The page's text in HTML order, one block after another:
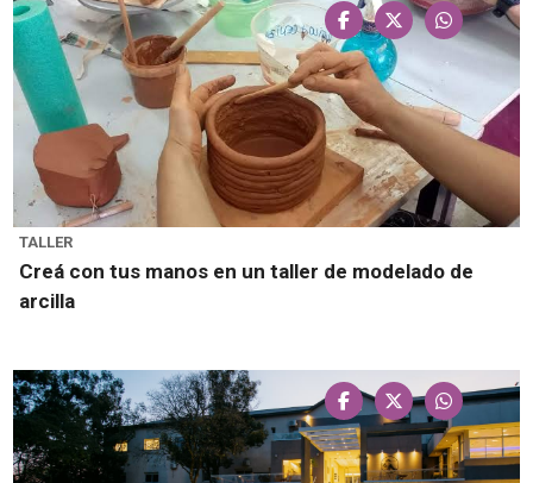
TALLER
Creá con tus manos en un taller de modelado de
arcilla